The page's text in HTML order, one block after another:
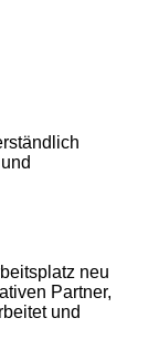
neu
Partner,
und